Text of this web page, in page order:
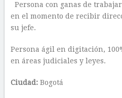
Persona con ganas de
en el momento de recibir
su jefe.
Persona ágil en digitación,
en áreas judiciales y leyes.
Ciudad:Bogotá